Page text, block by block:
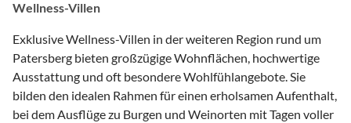
Wellness-Villen
Exklusive Wellness-Villen in der weiteren Region rund um
Patersberg bieten großzügige Wohnflächen, hochwertige
Ausstattung und oft besondere Wohlfühlangebote. Sie
bilden den idealen Rahmen für einen erholsamen Aufenthalt,
bei dem Ausflüge zu Burgen und Weinorten mit Tagen voller